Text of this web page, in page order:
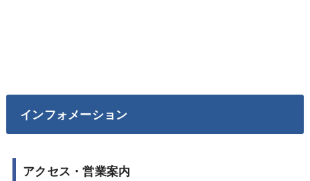
インフォメーション
アクセス・営業案内